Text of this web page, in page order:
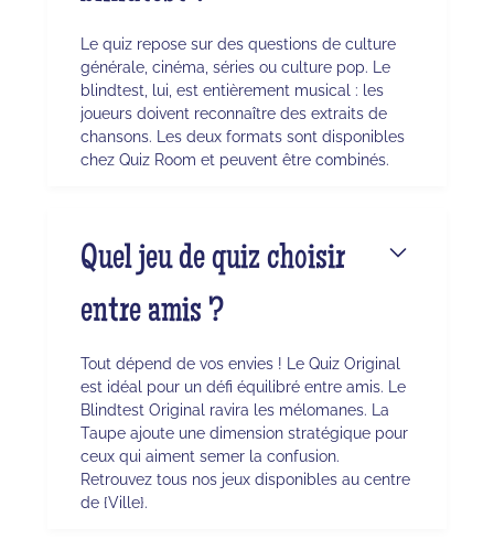
Le quiz repose sur des questions de culture
générale, cinéma, séries ou culture pop. Le
blindtest, lui, est entièrement musical : les
joueurs doivent reconnaître des extraits de
chansons. Les deux formats sont disponibles
chez Quiz Room et peuvent être combinés.
Quel jeu de quiz choisir
entre amis ?
Tout dépend de vos envies ! Le Quiz Original
est idéal pour un défi équilibré entre amis. Le
Blindtest Original ravira les mélomanes. La
Taupe ajoute une dimension stratégique pour
ceux qui aiment semer la confusion.
Retrouvez tous nos jeux disponibles au centre
de {Ville}.